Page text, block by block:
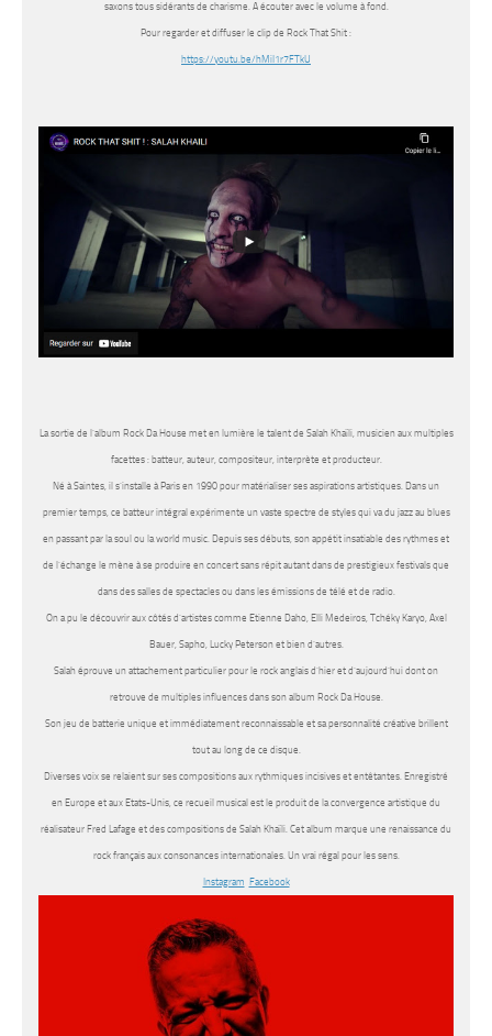
saxons tous sidérants de charisme. A écouter avec le volume à fond.
Pour regarder et diffuser le clip de Rock That Shit :
https://youtu.be/hMiI1r7FTkU
La sortie de l’album Rock Da House met en lumière le talent de Salah Khaïli, musicien aux multiples
facettes : batteur, auteur, compositeur, interprète et producteur.
Né à Saintes, il s’installe à Paris en 1990 pour matérialiser ses aspirations artistiques. Dans un
premier temps, ce batteur intégral expérimente un vaste spectre de styles qui va du jazz au blues
en passant par la soul ou la world music. Depuis ses débuts, son appétit insatiable des rythmes et
de l’échange le mène à se produire en concert sans répit autant dans de prestigieux festivals que
dans des salles de spectacles ou dans les émissions de télé et de radio.
On a pu le découvrir aux côtés d’artistes comme Etienne Daho, Elli Medeiros, Tchéky Karyo, Axel
Bauer, Sapho, Lucky Peterson et bien d’autres.
Salah éprouve un attachement particulier pour le rock anglais d’hier et d’aujourd’hui dont on
retrouve de multiples influences dans son album Rock Da House.
Son jeu de batterie unique et immédiatement reconnaissable et sa personnalité créative brillent
tout au long de ce disque.
Diverses voix se relaient sur ses compositions aux rythmiques incisives et entêtantes. Enregistré
en Europe et aux Etats-Unis, ce recueil musical est le produit de la convergence artistique du
réalisateur Fred Lafage et des compositions de Salah Khaïli. Cet album marque une renaissance du
rock français aux consonances internationales. Un vrai régal pour les sens.
Instagram Facebook